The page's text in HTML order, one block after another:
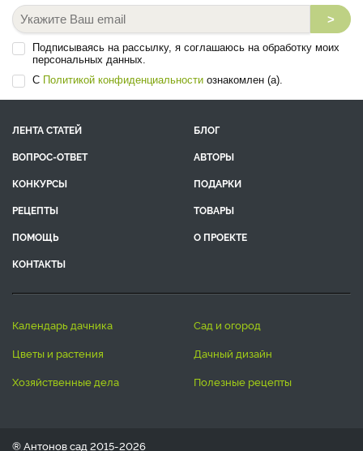
>
Подписываясь на рассылку, я соглашаюсь на обработку моих
персональных данных.
С Политикой конфиденциальности ознакомлен (а).
ЛЕНТА СТАТЕЙ
БЛОГ
ВОПРОС-ОТВЕТ
АВТОРЫ
КОНКУРСЫ
ПОДАРКИ
РЕЦЕПТЫ
ТОВАРЫ
ПОМОЩЬ
О ПРОЕКТЕ
КОНТАКТЫ
календарь дачника
сад и огород
цветы и растения
дачный дизайн
хозяйственные дела
полезные рецепты
® Антонов сад 2015-2026